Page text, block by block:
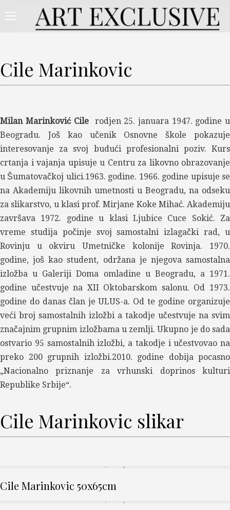
Cile Marinkovic
Milan Marinković Cile rodjen 25. januara 1947. godine u
Beogradu. Još kao učenik Osnovne škole pokazuje
interesovanje za svoj budući profesionalni poziv. Kurs
crtanja i vajanja upisuje u Centru za likovno obrazovanje
u Šumatovačkoj ulici.1963. godine. 1966. godine upisuje se
na Akademiju likovnih umetnosti u Beogradu, na odseku
za slikarstvo, u klasi prof. Mirjane Koke Mihać. Akademiju
završava 1972. godine u klasi Ljubice Cuce Sokić. Za
vreme studija počinje svoj samostalni izlagački rad, u
Rovinju u okviru Umetničke kolonije Rovinja. 1970.
godine, još kao student, održana je njegova samostalna
izložba u Galeriji Doma omladine u Beogradu, a 1971.
godine učestvuje na XII Oktobarskom salonu. Od 1973.
godine do danas član je ULUS-a. Od te godine organizuje
veći broj samostalnih izložbi a takodje učestvuje na svim
značajnim grupnim izložbama u zemlji. Ukupno je do sada
ostvario 95 samostalnih izložbi, a takodje i učestvovao na
preko 200 grupnih izložbi.2010. godine dobija pocasno
„Nacionalno priznanje za vrhunski doprinos kulturi
Republike Srbije“.
Cile Marinkovic slikar
Cile Marinkovic 50x65cm